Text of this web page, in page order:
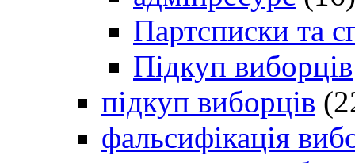
Партсписки та
Підкуп виборців
підкуп виборців
фальсифікація